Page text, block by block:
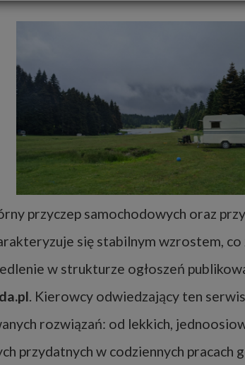
przyczep samochodowych oraz
się stabilnym wzrostem,
w strukturze ogłoszeń
. Kierowcy odwiedzający ten
rozwiązań: od lekkich,
przydatnych w codziennych pracach